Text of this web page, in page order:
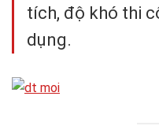
tích, độ khó thi
dụng.